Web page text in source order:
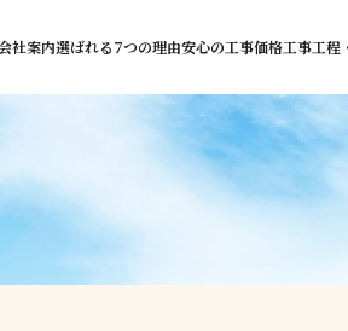
社案内選ばれる7つの理由安心の工事価格工事工程